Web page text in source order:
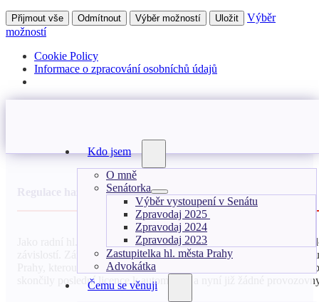
Přijmout vše Odmítnout Výběr možností Uložit
Výběr
možností
Cookie Policy
Informace o zpracování osobníchů údajů
Kdo jsem
O mně
Senátorka
Výběr vystoupení v Senátu
Zpravodaj 2025
Zpravodaj 2024
Zpravodaj 2023
Zastupitelka hl. města Prahy
Advokátka
Čemu se věnuji
Regulace hazardu
Jako radní hl. m. Prahy se mi podařilo prosadit v zastupitelstvu
závislostí. Zároveň poškozovaly veřejný prostor a bezpečnostní
Prahy, kterou bylo zakázáno v Praze provozování technické hry
skončily poslední licence k automatům a nyní již žádné